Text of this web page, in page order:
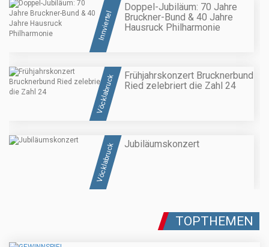
Innviertel
Doppel-Jubiläum: 70 Jahre
Bruckner-Bund & 40 Jahre
Hausruck Philharmonie
Vöcklabruck
Frühjahrskonzert Brucknerbund
Ried zelebriert die Zahl 24
Vöcklabruck Jubiläumskonzert
TOPTHEMEN